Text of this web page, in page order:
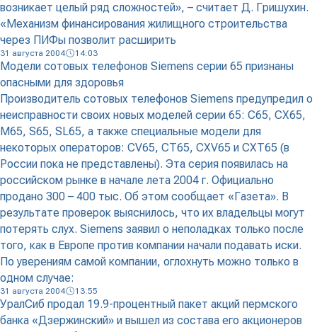
возникает целый ряд сложностей», – считает Д. Гришухин.
«Механизм финансирования жилищного строительства
через ПИФы позволит расширить
31 августа 2004 14:03
Модели сотовых телефонов Siemens серии 65 признаны
опасными для здоровья
Производитель сотовых телефонов Siemens предупредил о
неисправности своих новых моделей серии 65: C65, CX65,
M65, S65, SL65, а также специальные модели для
некоторых операторов: CV65, CT65, CXV65 и CXT65 (в
России пока не представлены). Эта серия появилась на
российском рынке в начале лета 2004 г. Официально
продано 300 – 400 тыс. Об этом сообщает «Газета». В
результате проверок выяснилось, что их владельцы могут
потерять слух. Siemens заявил о неполадках только после
того, как в Европе против компании начали подавать иски.
По уверениям самой компании, оглохнуть можно только в
одном случае:
31 августа 2004 13:55
УралСиб продал 19.9-процентный пакет акций пермского
банка «Дзержинский» и вышел из состава его акционеров